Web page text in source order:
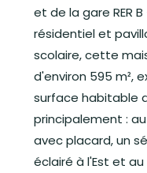
et de la gare RER
résidentiel et
scolaire, cette
d'environ 595 m²,
surface habitable
principalement :
avec placard, un
éclairé à l'Est et